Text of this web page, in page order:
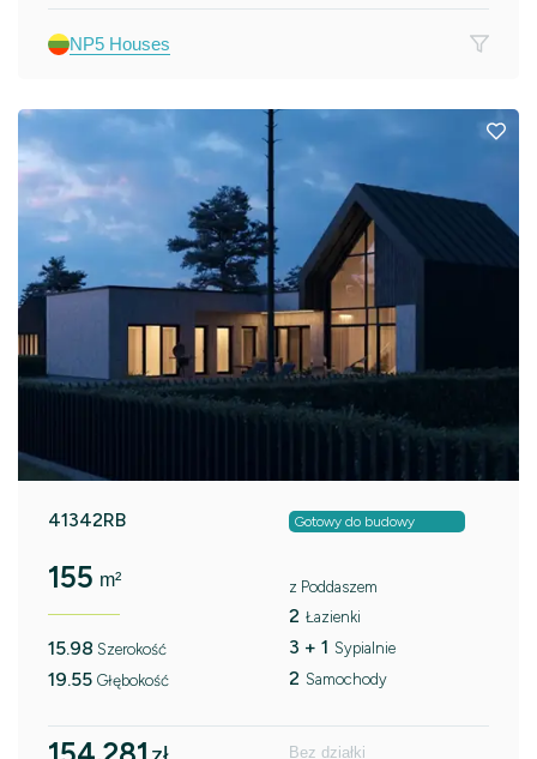
NP5 Houses
41342RB Gotowy do budowy
155 m²
15.98 Szerokość
19.55 Głębokość
z Poddaszem
2 Łazienki
3 + 1 Sypialnie
2 Samochody
Bez działki